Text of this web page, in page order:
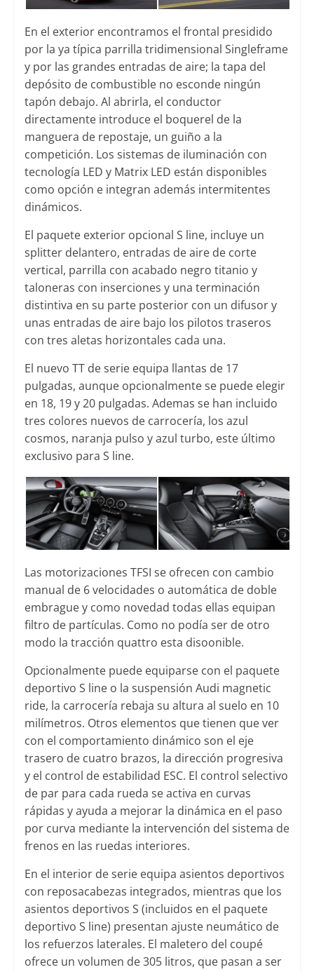
En el exterior encontramos el frontal presidido
por la ya típica parrilla tridimensional Singleframe
y por las grandes entradas de aire; la tapa del
depósito de combustible no esconde ningún
tapón debajo. Al abrirla, el conductor
directamente introduce el boquerel de la
manguera de repostaje, un guiño a la
competición. Los sistemas de iluminación con
tecnología LED y Matrix LED están disponibles
como opción e integran además intermitentes
dinámicos.
El paquete exterior opcional S line, incluye un
splitter delantero, entradas de aire de corte
vertical, parrilla con acabado negro titanio y
taloneras con inserciones y una terminación
distintiva en su parte posterior con un difusor y
unas entradas de aire bajo los pilotos traseros
con tres aletas horizontales cada una.
El nuevo TT de serie equipa llantas de 17
pulgadas, aunque opcionalmente se puede elegir
en 18, 19 y 20 pulgadas. Ademas se han incluido
tres colores nuevos de carrocería, los azul
cosmos, naranja pulso y azul turbo, este último
exclusivo para S line.
Las motorizaciones TFSI se ofrecen con cambio
manual de 6 velocidades o automática de doble
embrague y como novedad todas ellas equipan
filtro de partículas. Como no podía ser de otro
modo la tracción quattro esta disoonible.
Opcionalmente puede equiparse con el paquete
deportivo S line o la suspensión Audi magnetic
ride, la carrocería rebaja su altura al suelo en 10
milímetros. Otros elementos que tienen que ver
con el comportamiento dinámico son el eje
trasero de cuatro brazos, la dirección progresiva
y el control de estabilidad ESC. El control selectivo
de par para cada rueda se activa en curvas
rápidas y ayuda a mejorar la dinámica en el paso
por curva mediante la intervención del sistema de
frenos en las ruedas interiores.
En el interior de serie equipa asientos deportivos
con reposacabezas integrados, mientras que los
asientos deportivos S (incluidos en el paquete
deportivo S line) presentan ajuste neumático de
los refuerzos laterales. El maletero del coupé
ofrece un volumen de 305 litros, que pasan a ser